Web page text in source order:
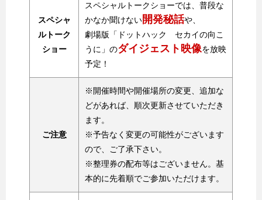
スペシャ
ルトーク
ショー
スペシャルトークショーでは、普段な
かなか聞けない開発秘話や、
劇場版「ドットハック セカイの向こ
うに」のダイジェスト映像を放映
予定！
ご注意
※開催時間や開催場所の変更、追加な
どがあれば、順次更新させていただき
ます。
※予告なく変更の可能性がございます
ので、ご了承下さい。
※整理券の配布等はございません。基
本的に先着順でご参加いただけます。